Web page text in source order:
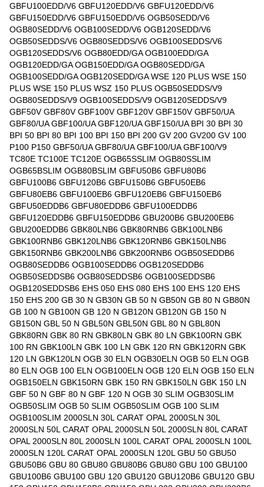
GBFU100EDD/V6 GBFU120EDD/V6 GBFU120EDD/V6
GBFU150EDD/V6 GBFU150EDD/V6 OGB50SEDD/V6
OGB80SEDD/V6 OGB100SEDD/V6 OGB120SEDD/V6
OGB50SEDDS/V6 OGB80SEDDS/V6 OGB100SEDDS/V6
OGB120SEDDS/V6 OGB80EDD/GA OGB100EDD/GA
OGB120EDD/GA OGB150EDD/GA OGB80SEDD/GA
OGB100SEDD/GA OGB120SEDD/GA WSE 120 PLUS WSE 150
PLUS WSE 150 PLUS WSZ 150 PLUS OGB50SEDDS/V9
OGB80SEDDS/V9 OGB100SEDDS/V9 OGB120SEDDS/V9
GBF50V GBF80V GBF100V GBF120V GBF150V GBF50/UA
GBF80/UA GBF100/UA GBF120/UA GBF150/UA BPI 30 BPI 30
BPI 50 BPI 80 BPI 100 BPI 150 BPI 200 GV 200 GV200 GV 100
P100 P150 GBF50/UA GBF80/UA GBF100/UA GBF100/V9
TC80E TC100E TC120E OGB65SSLIM OGB80SSLIM
OGB65BSLIM OGB80BSLIM GBFU50B6 GBFU80B6
GBFU100B6 GBFU120B6 GBFU150B6 GBFU50EB6
GBFU80EB6 GBFU100EB6 GBFU120EB6 GBFU150EB6
GBFU50EDDB6 GBFU80EDDB6 GBFU100EDDB6
GBFU120EDDB6 GBFU150EDDB6 GBU200B6 GBU200EB6
GBU200EDDB6 GBK80LNB6 GBK80RNB6 GBK100LNB6
GBK100RNB6 GBK120LNB6 GBK120RNB6 GBK150LNB6
GBK150RNB6 GBK200LNB6 GBK200RNB6 OGB50SEDDB6
OGB80SEDDB6 OGB100SEDDB6 OGB120SEDDB6
OGB50SEDDSB6 OGB80SEDDSB6 OGB100SEDDSB6
OGB120SEDDSB6 EHS 050 EHS 080 EHS 100 EHS 120 EHS
150 EHS 200 GB 30 N GB30N GB 50 N GB50N GB 80 N GB80N
GB 100 N GB100N GB 120 N GB120N GB120N GB 150 N
GB150N GBL 50 N GBL50N GBL50N GBL 80 N GBL80N
GBK80RN GBK 80 RN GBK80LN GBK 80 LN GBK100RN GBK
100 RN GBK100LN GBK 100 LN GBK 120 RN GBK120RN GBK
120 LN GBK120LN OGB 30 ELN OGB30ELN OGB 50 ELN OGB
80 ELN OGB 100 ELN OGB100ELN OGB 120 ELN OGB 150 ELN
OGB150ELN GBK150RN GBK 150 RN GBK150LN GBK 150 LN
GBF 50 N GBF 80 N GBF 120 N OGB 30 SLIM OGB30SLIM
OGB50SLIM OGB 50 SLIM OGB50SLIM OGB 100 SLIM
OGB100SLIM 2000SLN 30L CARAT OPAL 2000SLN 30L
2000SLN 50L CARAT OPAL 2000SLN 50L 2000SLN 80L CARAT
OPAL 2000SLN 80L 2000SLN 100L CARAT OPAL 2000SLN 100L
2000SLN 120L CARAT OPAL 2000SLN 120L GBU 50 GBU50
GBU50B6 GBU 80 GBU80 GBU80B6 GBU80 GBU 100 GBU100
GBU100B6 GBU100 GBU 120 GBU120 GBU120B6 GBU120 GBU